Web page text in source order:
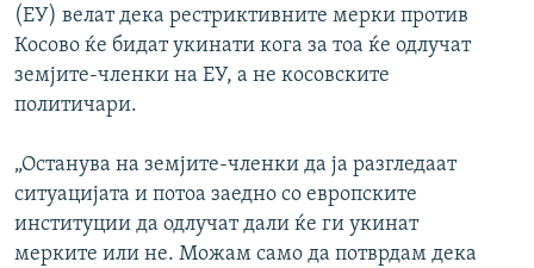
(ЕУ) велат дека рестриктивните мерки против
Косово ќе бидат укинати кога за тоа ќе одлучат
земјите-членки на ЕУ, а не косовските
политичари.
„Останува на земјите-членки да ја разгледаат
ситуацијата и потоа заедно со европските
институции да одлучат дали ќе ги укинат
мерките или не. Можам само да потврдам дека